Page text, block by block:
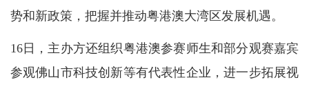
势和新政策，把握并推动粤港澳大湾区发展机遇。
16日，主办方还组织粤港澳参赛师生和部分观赛嘉宾
参观佛山市科技创新等有代表性企业，进一步拓展视